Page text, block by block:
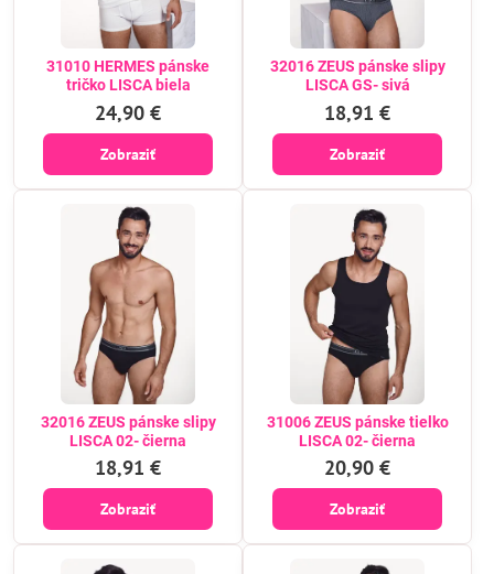
31010 HERMES pánske
tričko LISCA biela
24,90 €
Zobraziť
32016 ZEUS pánske slipy
LISCA GS- sivá
18,91 €
Zobraziť
32016 ZEUS pánske slipy
LISCA 02- čierna
18,91 €
Zobraziť
31006 ZEUS pánske tielko
LISCA 02- čierna
20,90 €
Zobraziť